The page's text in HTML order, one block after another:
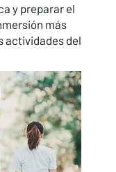
y preparar el
más
actividades del